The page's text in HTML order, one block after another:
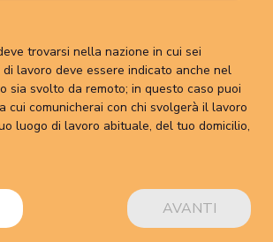
trovarsi nella nazione in cui sei
lavoro deve essere indicato anche nel
sia svolto da remoto; in questo caso puoi
cui comunicherai con chi svolgerà il lavoro
luogo di lavoro abituale, del tuo domicilio,
AVANTI